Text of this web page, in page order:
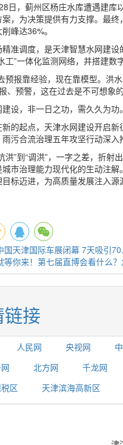
日，蓟州区杨庄水库遭遇建库
，为决策提供有力支撑。最
峰达36%。
精准调度，是天津智慧水网建
工”一体化监测网络，并搭建数
预报靠经验，现在靠模型。洪
、预警，这在过去是不可想象
设，非一日之功，需久久为功。
新的起点，天津水网建设开启
雨污合流治理五年攻坚行动深
洪”到“调洪”，一字之差，折
市治理能力现代化的生动注
标迈进，为高质量发展注入源
国天津国际车展闭幕 7天吸引
等你来！第七届直博会看什么
接
人民网 央视网
北方网 千龙网
区
天津滨海高新区